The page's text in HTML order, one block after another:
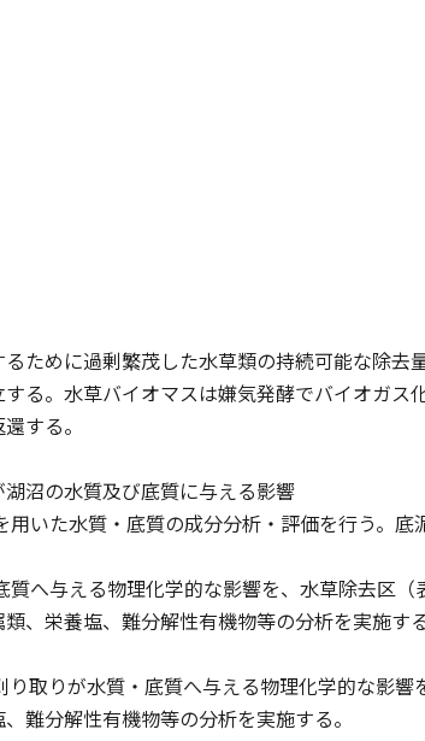
ために過剰繁茂した水草類の持続可能な除去
る。水草バイオマスは嫌気発酵でバイオガ
する。
沼の水質及び底質に与える影響
いた水質・底質の成分分析・評価を行う。
へ与える物理化学的な影響を、水草除去区
、栄養塩、難分解性有機物等の分析を実施す
取りが水質・底質へ与える物理化学的な影
難分解性有機物等の分析を実施する。